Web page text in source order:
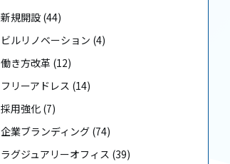
新規開設 (44)
ビルリノベーション (4)
働き方改革 (12)
フリーアドレス (14)
採用強化 (7)
企業ブランディング (74)
ラグジュアリーオフィス (39)